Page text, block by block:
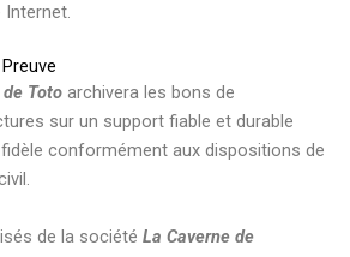
Toto archivera les bons de
sur un support fiable et durable
conformément aux dispositions de
de la société La Caverne de